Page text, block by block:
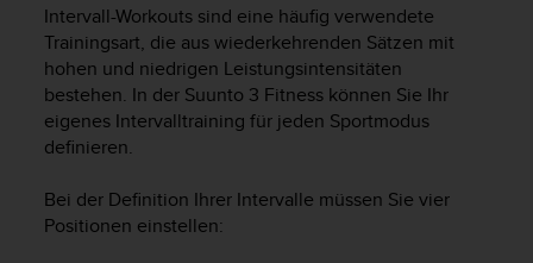
Intervall-Workouts sind eine häufig verwendete
Trainingsart, die aus wiederkehrenden Sätzen mit
hohen und niedrigen Leistungsintensitäten
bestehen. In der Suunto 3 Fitness können Sie Ihr
eigenes Intervalltraining für jeden Sportmodus
definieren.
Bei der Definition Ihrer Intervalle müssen Sie vier
Positionen einstellen: